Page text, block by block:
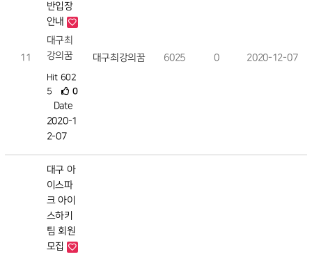
11
반입장
안내
대구최
강의꿈
Hit 602
5
0
Date
2020-1
2-07
대구최강의꿈 6025 0 2020-12-07
대구 아
이스파
크 아이
스하키
팀 회원
모집